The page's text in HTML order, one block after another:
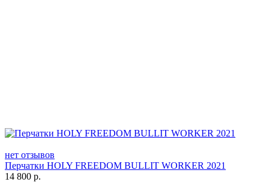
нет отзывов
Перчатки HOLY FREEDOM BULLIT WORKER 2021
14 800 р.